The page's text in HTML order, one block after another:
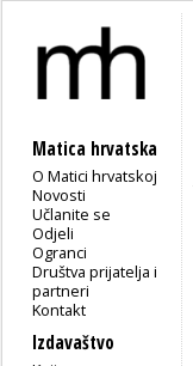
Matica hrvatska
O Matici hrvatskoj
Novosti
Učlanite se
Odjeli
Ogranci
Društva prijatelja i
partneri
Kontakt
Izdavaštvo